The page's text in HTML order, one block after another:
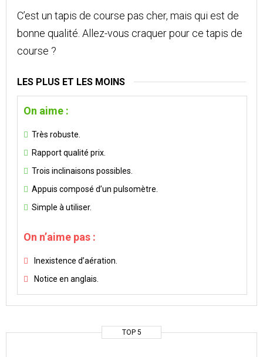
C’est un tapis de course pas cher, mais qui est de
bonne qualité. Allez-vous craquer pour ce tapis de
course ?
LES PLUS ET LES MOINS
On aime :
Très robuste.
Rapport qualité prix.
Trois inclinaisons possibles.
Appuis composé d’un pulsomètre.
Simple à utiliser.
On n’aime pas :
Inexistence d’aération.
Notice en anglais.
TOP 5